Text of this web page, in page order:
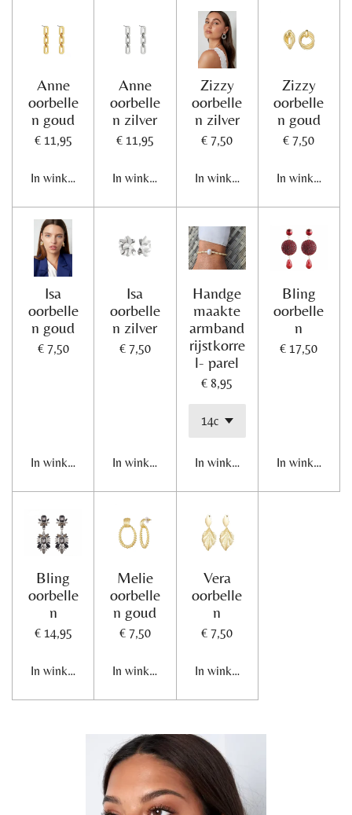
Anne
oorbelle
n goud
€ 11,95
In winkelwagen
Anne
oorbelle
n zilver
€ 11,95
In winkelwagen
Zizzy
oorbelle
n zilver
€ 7,50
In winkelwagen
Zizzy
oorbelle
n goud
€ 7,50
In
Isa
oorbelle
n goud
€ 7,50
In winkelwagen
Isa
oorbelle
n zilver
€ 7,50
In winkelwagen
Handge
maakte
armband
rijstkorre
l- parel
€ 8,95
In winkelwagen
Bling
oorbelle
n
€ 17,50
In
Bling
oorbelle
n
€ 14,95
In winkelwagen
Melie
oorbelle
n goud
€ 7,50
In winkelwagen
Vera
oorbelle
n
€ 7,50
In winkelwagen